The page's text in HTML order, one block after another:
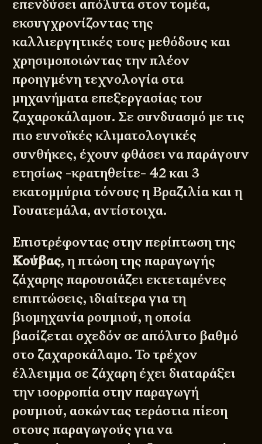
επενδύσει απόλυτα στον τομέα,
εκσυγχρονίζοντας της
καλλιεργητικές τους μεθόδους και
χρησιμοποιώντας την πλέον
προηγμένη τεχνολογία στα
μηχανήματα επεξεργασίας του
ζαχαροκάλαμου. Σε συνδυασμό με τις
πιο ευνοϊκές κλιματολογικές
συνθήκες, έχουν φθάσει να παράγουν
ετησίως -κρατηθείτε- 42 και 3
εκατομμύρια τόνους η Βραζιλία και η
Γουατεμάλα, αντίστοιχα.
Επιστρέφοντας στην περίπτωση της
Κούβας, η πτώση της παραγωγής
ζάχαρης παρουσιάζει εκτεταμένες
επιπτώσεις, ιδιαίτερα για τη
βιομηχανία ρουμιού, η οποία
βασίζεται σχεδόν σε απόλυτο βαθμό
στο ζαχαροκάλαμο. Το τρέχον
έλλειμμα σε ζάχαρη έχει διαταράξει
την ισορροπία στην παραγωγή
ρουμιού, ασκώντας τεράστια πίεση
στους παραγωγούς για να